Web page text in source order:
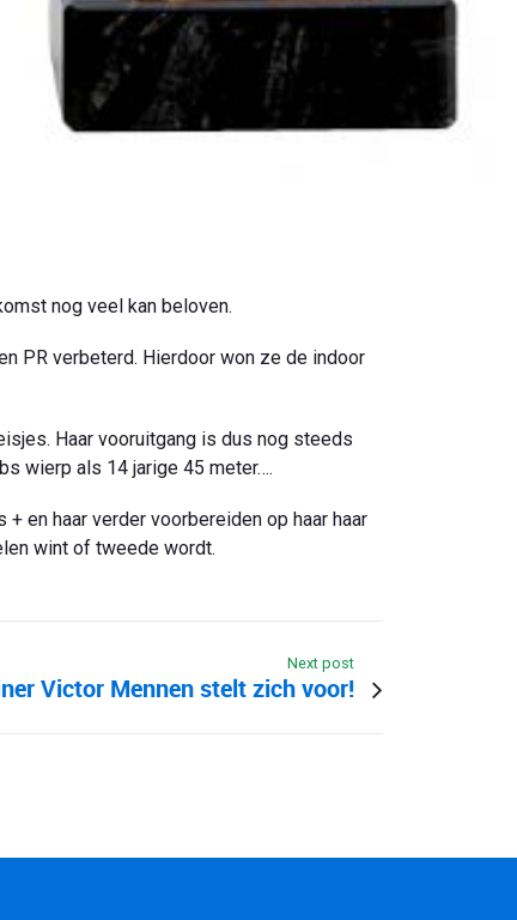
nog veel kan beloven.
PR verbeterd. Hierdoor won ze de indoor
Haar vooruitgang is dus nog steeds
wierp als 14 jarige 45 meter….
en haar verder voorbereiden op haar haar
wint of tweede wordt.
Next post
Victor Mennen stelt zich voor!